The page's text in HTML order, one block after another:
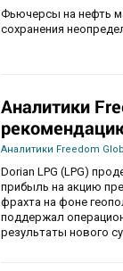
Фьючерсы на нефть
сохранения
Аналитики
Аналитики Freedom
Dorian LPG (LPG)
прибыль на акцию
фрахта на фоне
поддержал
результаты нового